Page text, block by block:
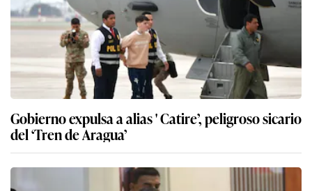
Gobierno expulsa a alias ' Catire’, peligroso sicario
del ‘Tren de Aragua’